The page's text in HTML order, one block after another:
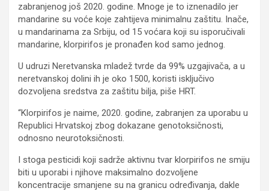
zabranjenog još 2020. godine. Mnoge je to iznenadilo jer
mandarine su voće koje zahtijeva minimalnu zaštitu. Inače,
u mandarinama za Srbiju, od 15 voćara koji su isporučivali
mandarine, klorpirifos je pronađen kod samo jednog.
U udruzi Neretvanska mladež tvrde da 99% uzgajivača, a u
neretvanskoj dolini ih je oko 1500, koristi isključivo
dozvoljena sredstva za zaštitu bilja, piše HRT.
“Klorpirifos je naime, 2020. godine, zabranjen za uporabu u
Republici Hrvatskoj zbog dokazane genotoksičnosti,
odnosno neurotoksičnosti.
I stoga pesticidi koji sadrže aktivnu tvar klorpirifos ne smiju
biti u uporabi i njihove maksimalno dozvoljene
koncentracije smanjene su na granicu određivanja, dakle